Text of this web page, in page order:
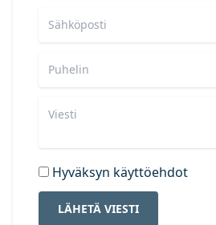
Hyväksyn käyttöehdot
LÄHETÄ VIESTI